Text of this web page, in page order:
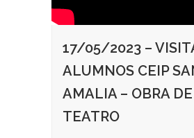
17/05/2023 –
ALUMNOS CEIP
AMALIA – OBRA DE
TEATRO